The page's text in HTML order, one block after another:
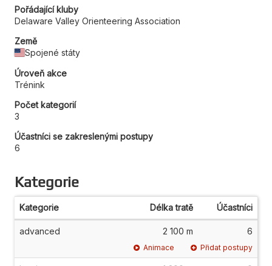
Pořádající kluby
Delaware Valley Orienteering Association
Země
Spojené státy
Úroveň akce
Trénink
Počet kategorií
3
Účastníci se zakreslenými postupy
6
Kategorie
Kategorie Délka tratě Účastníci
advanced 2 100 m 6
Animace Přidat postupy